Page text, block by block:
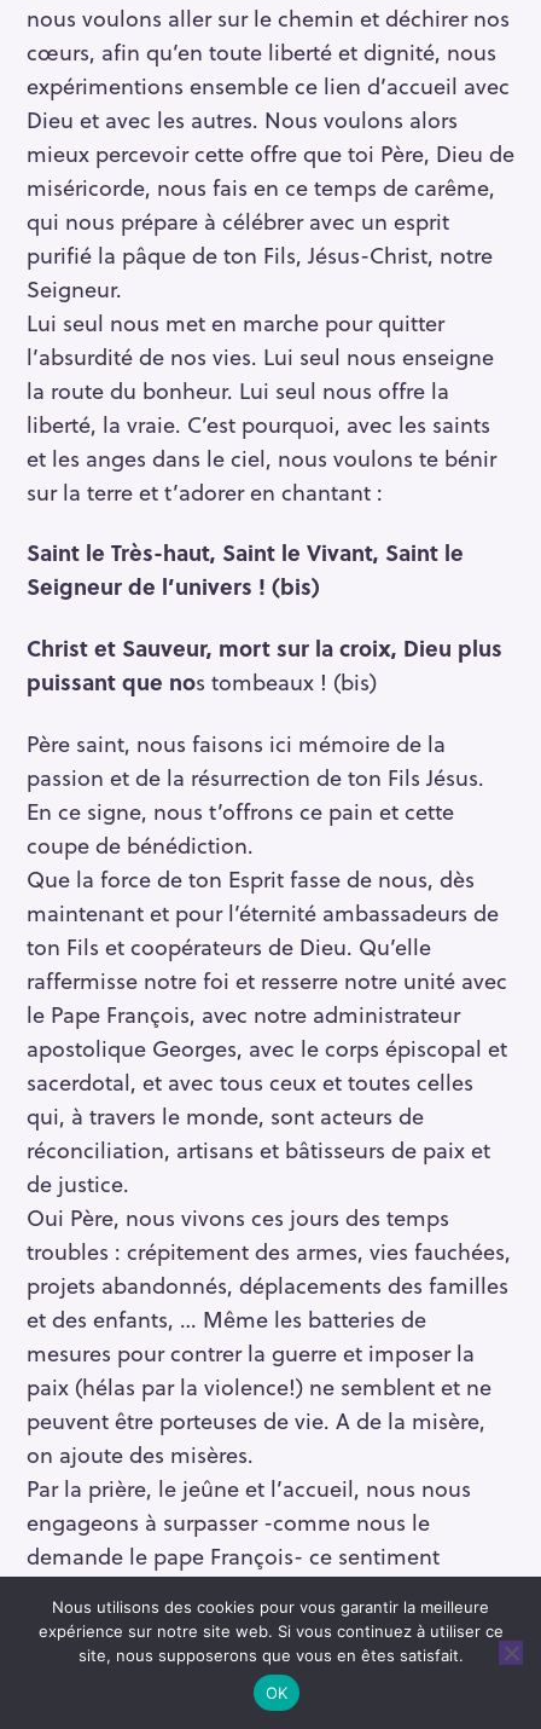
nous voulons aller sur le chemin et déchirer nos
cœurs, afin qu’en toute liberté et dignité, nous
expérimentions ensemble ce lien d’accueil avec
Dieu et avec les autres. Nous voulons alors
mieux percevoir cette offre que toi Père, Dieu de
miséricorde, nous fais en ce temps de carême,
qui nous prépare à célébrer avec un esprit
purifié la pâque de ton Fils, Jésus-Christ, notre
Seigneur.
Lui seul nous met en marche pour quitter
l’absurdité de nos vies. Lui seul nous enseigne
la route du bonheur. Lui seul nous offre la
liberté, la vraie. C’est pourquoi, avec les saints
et les anges dans le ciel, nous voulons te bénir
sur la terre et t’adorer en chantant :
Saint le Très-haut, Saint le Vivant, Saint le
Seigneur de l’univers ! (bis)
Christ et Sauveur, mort sur la croix, Dieu plus
puissant que nos tombeaux ! (bis)
Père saint, nous faisons ici mémoire de la
passion et de la résurrection de ton Fils Jésus.
En ce signe, nous t’offrons ce pain et cette
coupe de bénédiction.
Que la force de ton Esprit fasse de nous, dès
maintenant et pour l’éternité ambassadeurs de
ton Fils et coopérateurs de Dieu. Qu’elle
raffermisse notre foi et resserre notre unité avec
le Pape François, avec notre administrateur
apostolique Georges, avec le corps épiscopal et
sacerdotal, et avec tous ceux et toutes celles
qui, à travers le monde, sont acteurs de
réconciliation, artisans et bâtisseurs de paix et
de justice.
Oui Père, nous vivons ces jours des temps
troubles : crépitement des armes, vies fauchées,
projets abandonnés, déplacements des familles
et des enfants, … Même les batteries de
mesures pour contrer la guerre et imposer la
paix (hélas par la violence!) ne semblent et ne
peuvent être porteuses de vie. A de la misère,
on ajoute des misères.
Par la prière, le jeûne et l’accueil, nous nous
engageons à surpasser -comme nous le
demande le pape François- ce sentiment
nous voilà debout Père, comme un seul
homme, pour dire oui à ton offre de
réconciliation et de paix. Installe-nous dans une
Nous utilisons des cookies pour vous garantir la meilleure
expérience sur notre site web. Si vous continuez à utiliser ce
site, nous supposerons que vous en êtes satisfait.
OK